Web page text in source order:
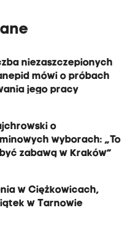
niezaszczepionych
mówi o próbach
jego pracy
o
wyborach: „To
zabawą w Kraków”
w Ciężkowicach,
w Tarnowie